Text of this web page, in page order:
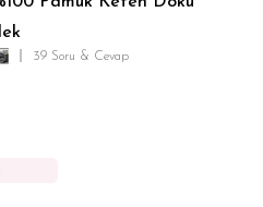
39 Soru & Cevap